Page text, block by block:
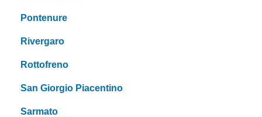
Pontenure
Rivergaro
Rottofreno
San Giorgio Piacentino
Sarmato